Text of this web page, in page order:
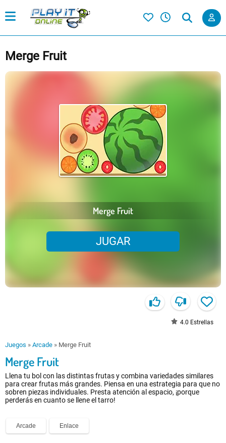
Merge Fruit
Merge Fruit
JUGAR
4.0 Estrellas
Juegos » Arcade » Merge Fruit
Merge Fruit
Llena tu bol con las distintas frutas y combina variedades similares
para crear frutas más grandes. Piensa en una estrategia para que no
sobren piezas individuales. Presta atención al espacio, ¡porque
perderás en cuanto se llene el tarro!
Arcade Enlace